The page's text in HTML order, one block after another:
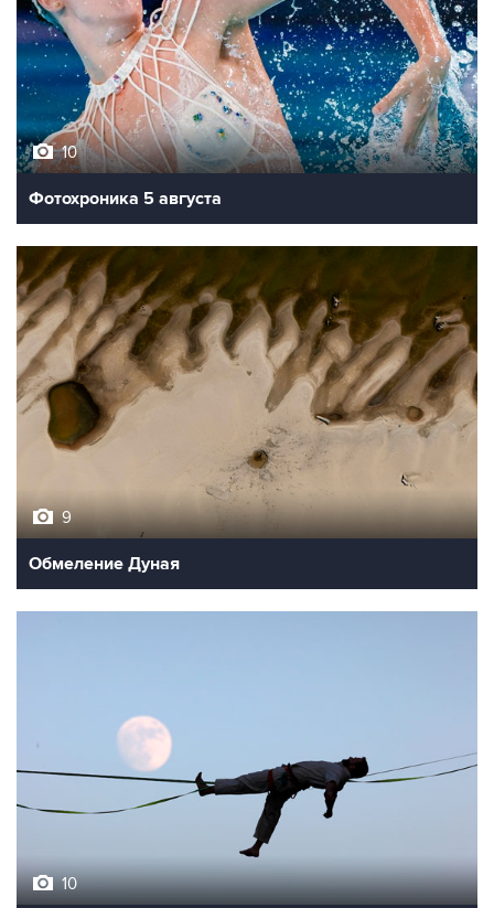
10
Фотохроника 5 августа
9
Обмеление Дуная
10